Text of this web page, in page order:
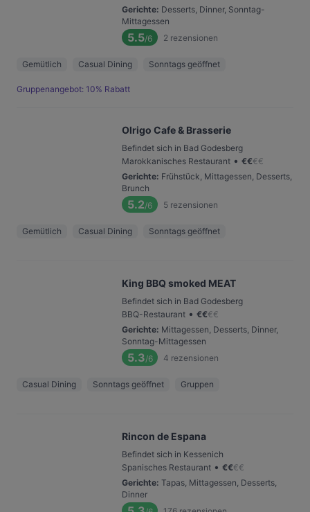
Gerichte: Desserts, Dinner, Sonntag-
Mittagessen
5.5/6 2 rezensionen
Gemütlich Casual Dining Sonntags geöffnet
Gruppenangebot: 10% Rabatt
Olrigo Cafe & Brasserie
Befindet sich in Bad Godesberg
Marokkanisches Restaurant • €€€€
Gerichte: Frühstück, Mittagessen, Desserts,
Brunch
5.2/6 5 rezensionen
Gemütlich Casual Dining Sonntags geöffnet
King BBQ smoked MEAT
Befindet sich in Bad Godesberg
BBQ-Restaurant • €€€€
Gerichte: Mittagessen, Desserts, Dinner,
Sonntag-Mittagessen
5.3/6 4 rezensionen
Casual Dining Sonntags geöffnet Gruppen
Rincon de Espana
Befindet sich in Kessenich
Spanisches Restaurant • €€€€
Gerichte: Tapas, Mittagessen, Desserts,
Dinner